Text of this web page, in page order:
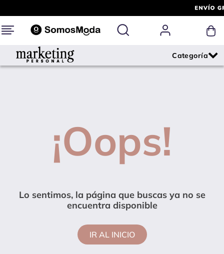
¡Oops!
Lo sentimos, la página que buscas ya no se
encuentra disponible
IR AL INICIO